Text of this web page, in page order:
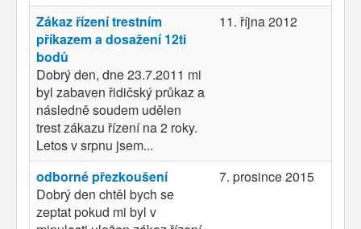
Zákaz řízení trestním
příkazem a dosažení 12ti
bodů
Dobrý den, dne 23.7.2011 mi
byl zabaven řidičský průkaz a
následně soudem udělen
trest zákazu řízení na 2 roky.
Letos v srpnu jsem...
11. října 2012
odborné přezkoušení
Dobrý den chtěl bych se
zeptat pokud mi byl v
7. prosince 2015